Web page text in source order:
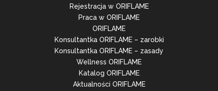
Rejestracja w ORIFLAME
Praca w ORIFLAME
ORIFLAME
Konsultantka ORIFLAME – zarobki
Konsultantka ORIFLAME – zasady
Wellness ORIFLAME
Katalog ORIFLAME
Aktualności ORIFLAME